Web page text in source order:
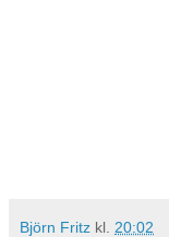
Björn Fritz kl. 20:02